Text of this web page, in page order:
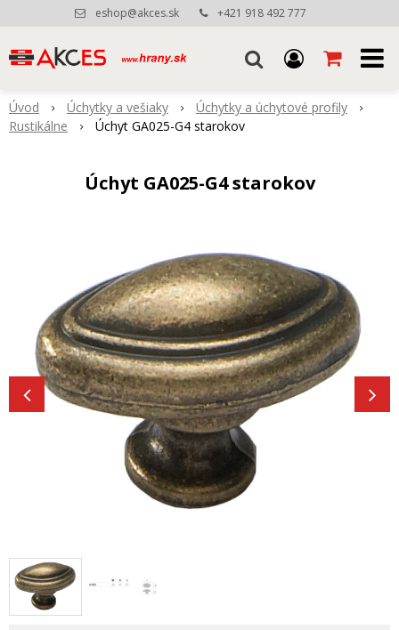
eshop@akces.sk +421 918 492 777
Úvod Úchytky a vešiaky
Úchytky a úchytové profily
Rustikálne
Úchyt GA025-G4 starokov
Úchyt GA025-G4 starokov